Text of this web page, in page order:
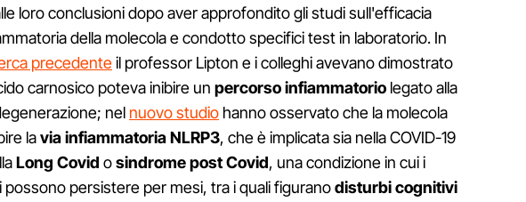
loro conclusioni dopo aver approfondito gli studi sull'efficacia
della molecola e condotto specifici test in laboratorio. In
precedenteil professor Lipton e i colleghi avevano dimostrato
carnosico poteva inibire un percorso infiammatorio legato alla
nel nuovo studio hanno osservato che la molecola
lavia infiammatoria NLRP3, che è implicata sia nella COVID-19
Long Covid osindrome post Covid, una condizione in cui i
possono persistere per mesi, tra i quali figuranodisturbi cognitivi